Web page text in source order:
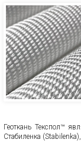
Геоткань Текспол™
Стабиленка